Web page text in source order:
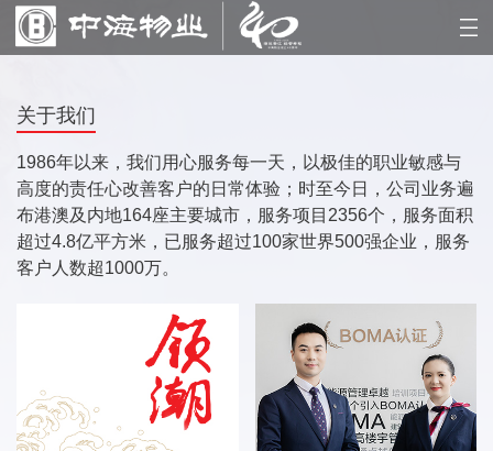
关于我们
1986年以来，我们用心服务每一天，以极佳的职业敏感与
高度的责任心改善客户的日常体验；时至今日，公司业务遍
布港澳及内地164座主要城市，服务项目2356个，服务面积
超过4.8亿平方米，已服务超过100家世界500强企业，服务
客户人数超1000万。